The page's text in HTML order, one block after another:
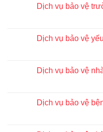
Dịch vụ bảo vệ
Dịch vụ bảo vệ
Dịch vụ bảo vệ
Dịch vụ bảo vệ